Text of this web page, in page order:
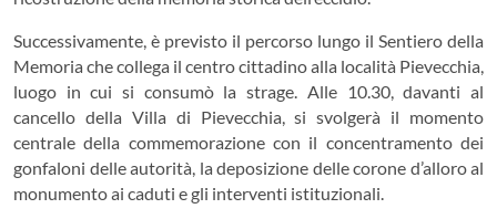
Successivamente, è previsto il percorso lungo il Sentiero della
Memoria che collega il centro cittadino alla località Pievecchia,
luogo in cui si consumò la strage. Alle 10.30, davanti al
cancello della Villa di Pievecchia, si svolgerà il momento
centrale della commemorazione con il concentramento dei
gonfaloni delle autorità, la deposizione delle corone d’alloro al
monumento ai caduti e gli interventi istituzionali.